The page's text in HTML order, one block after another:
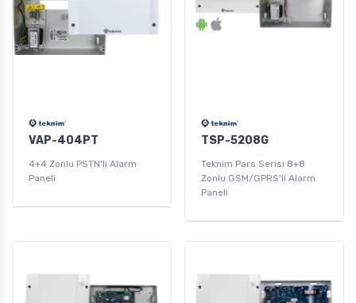
VAP-404PT
4+4 Zonlu PSTN'li Alarm
Paneli
TSP-5208G
Teknim Pars Serisi 8+8
Zonlu GSM/GPRS'li Alarm
Paneli